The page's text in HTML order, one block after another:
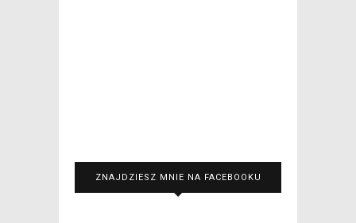
ZNAJDZIESZ MNIE NA FACEBOOKU